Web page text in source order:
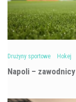
Drużyny sportowe Hokej
Napoli – zawodnicy